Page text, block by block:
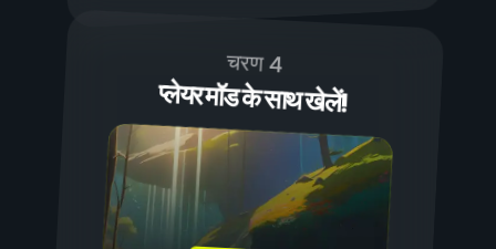
चरण 4
प्लेयर मॉड के साथ खेलें!